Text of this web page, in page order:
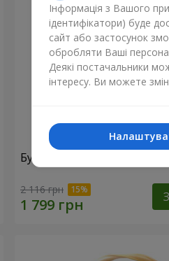
Букет "Дотик кохання" +
2 116 грн
Інформація з Вашого
ідентифікатори) буде
сайт або застосунок
обробляти Ваші
Деякі постачальники
інтересу. Ви можете